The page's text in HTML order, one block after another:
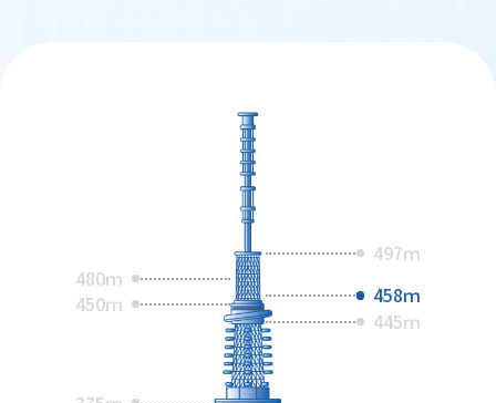
497ｍ
480ｍ
458ｍ
450ｍ
445ｍ